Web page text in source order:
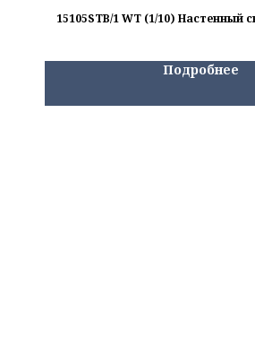
15105STB/1 WT (1/10) Настенный
Подробнее